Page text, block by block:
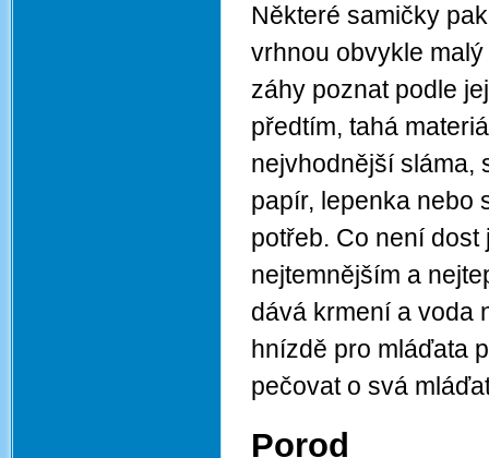
Některé samičky
vrhnou obvykle
záhy poznat podle
předtím, tahá
nejvhodnější sláma,
papír, lepenka nebo
potřeb. Co není
nejtemnějším a
dává krmení a voda
hnízdě pro mláďata
pečovat o svá
Porod